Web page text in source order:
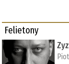
Felietony